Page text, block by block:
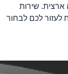
בפריסה ארצית. שירות
לעזור לכם לבחור